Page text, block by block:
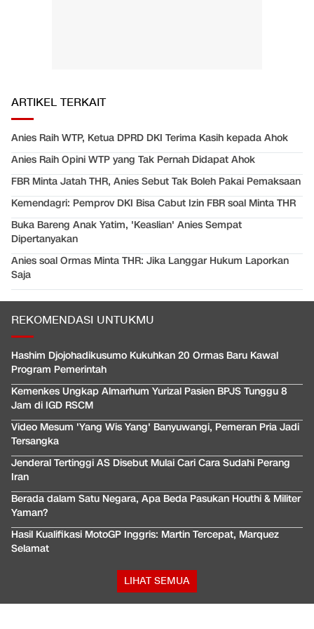
ARTIKEL TERKAIT
Anies Raih WTP, Ketua DPRD DKI Terima Kasih kepada Ahok
Anies Raih Opini WTP yang Tak Pernah Didapat Ahok
FBR Minta Jatah THR, Anies Sebut Tak Boleh Pakai Pemaksaan
Kemendagri: Pemprov DKI Bisa Cabut Izin FBR soal Minta THR
Buka Bareng Anak Yatim, 'Keaslian' Anies Sempat
Dipertanyakan
Anies soal Ormas Minta THR: Jika Langgar Hukum Laporkan
Saja
REKOMENDASI UNTUKMU
Hashim Djojohadikusumo Kukuhkan 20 Ormas Baru Kawal
Program Pemerintah
Kemenkes Ungkap Almarhum Yurizal Pasien BPJS Tunggu 8
Jam di IGD RSCM
Video Mesum 'Yang Wis Yang' Banyuwangi, Pemeran Pria Jadi
Tersangka
Jenderal Tertinggi AS Disebut Mulai Cari Cara Sudahi Perang
Iran
Berada dalam Satu Negara, Apa Beda Pasukan Houthi & Militer
Yaman?
Hasil Kualifikasi MotoGP Inggris: Martin Tercepat, Marquez
Selamat
LIHAT SEMUA